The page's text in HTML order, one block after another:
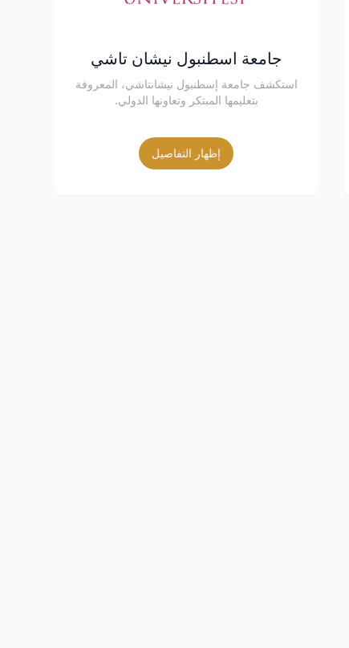
جامعة اسطنبول نيشان تاشي
استكشف جامعة إسطنبول نيشانتاشي، المعروفة
بتعليمها المبتكر وتعاونها الدولي.
إظهار التفاصيل